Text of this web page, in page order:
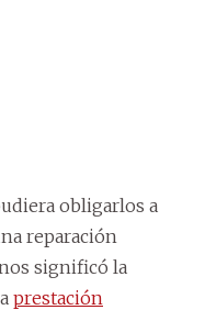
obligarlos a
reparación
significó la
prestación